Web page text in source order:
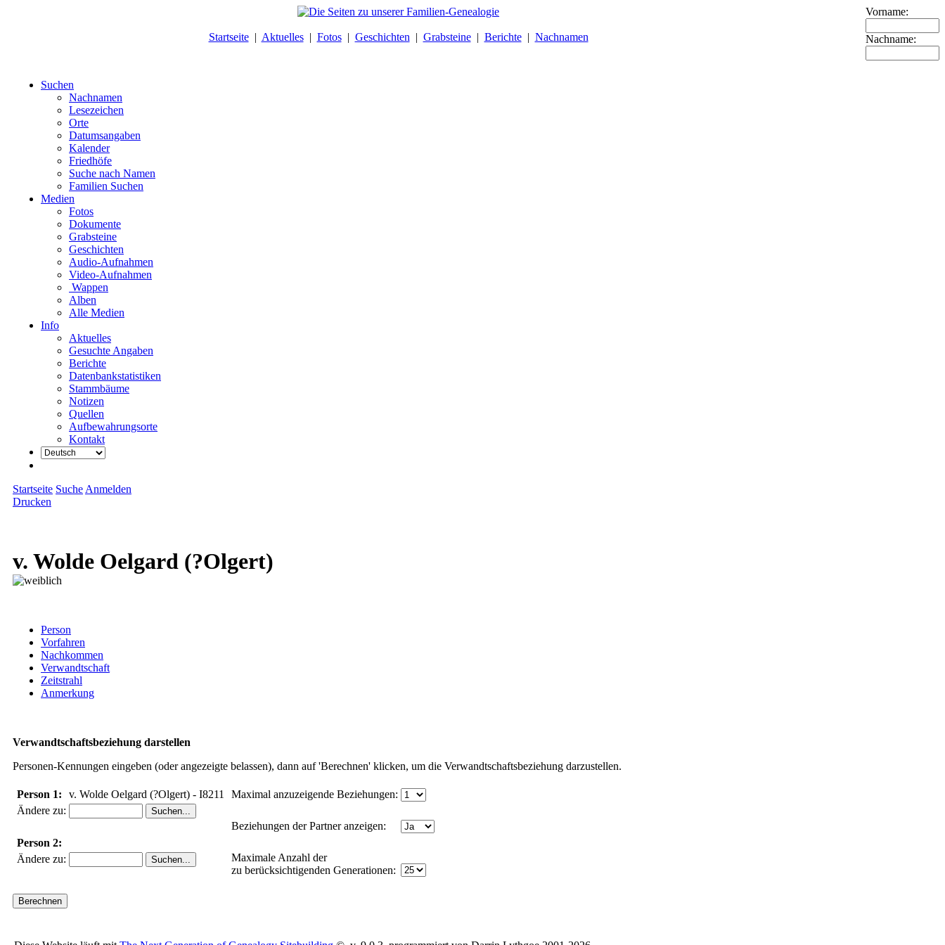
Startseite| Aktuelles| Fotos| Geschichten | Grabsteine| Berichte| Nachnamen
Vorname:
Nachname:
Suchen
Nachnamen
Lesezeichen
Orte
Datumsangaben
Kalender
Friedhöfe
Suche nach Namen
Familien Suchen
Medien
Fotos
Dokumente
Grabsteine
Geschichten
Audio-Aufnahmen
Video-Aufnahmen
Wappen
Alben
Alle Medien
Info
Aktuelles
Gesuchte Angaben
Berichte
Datenbankstatistiken
Stammbäume
Notizen
Quellen
Aufbewahrungsorte
Kontakt
Startseite Suche Anmelden
Drucken
v. Wolde Oelgard (?Olgert)
Person
Vorfahren
Nachkommen
Verwandtschaft
Zeitstrahl
Anmerkung
Verwandtschaftsbeziehung darstellen
Personen-Kennungen eingeben (oder angezeigte belassen), dann auf 'Berechnen' klicken, um die Verwandtschaftsbeziehung darzustellen.
Person 1:
v. Wolde Oelgard (?Olgert) - I8211
Ändere zu:
Person 2:
Ändere zu:
Maximal anzuzeigende Beziehungen:
Beziehungen der Partner anzeigen:
Maximale Anzahl der
zu berücksichtigenden Generationen: